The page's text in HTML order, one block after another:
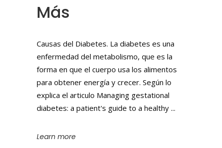
Más
Causas del Diabetes. La diabetes es una
enfermedad del metabolismo, que es la
forma en que el cuerpo usa los alimentos
para obtener energía y crecer. Según lo
explica el articulo Managing gestational
diabetes: a patient's guide to a healthy
Learn more